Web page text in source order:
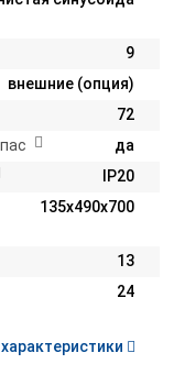
9
внешние (опция)
72
да
IP20
135х490х700
13
24